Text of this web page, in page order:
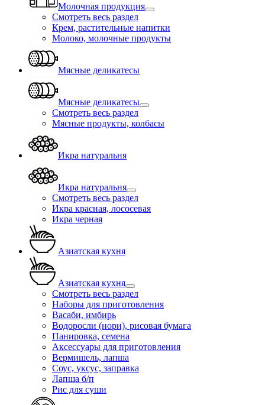
Молочная продукция
Смотреть весь раздел
Крем, растительные напитки
Молоко, молочные продукты
Мясные деликатесы
Мясные деликатесы
Смотреть весь раздел
Мясные продукты, колбасы
Икра натуральня
Икра натуральня
Смотреть весь раздел
Икра красная, лососевая
Икра черная
Азиатская кухня
Азиатская кухня
Смотреть весь раздел
Наборы для приготовления
Васаби, имбирь
Водоросли (нори), рисовая бумага
Панировка, семена
Аксессуары для приготовления
Вермишель, лапша
Соус, уксус, заправка
Лапша б/п
Рис для суши